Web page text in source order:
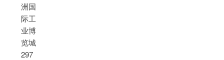
洲国
际工
业博
览城
297